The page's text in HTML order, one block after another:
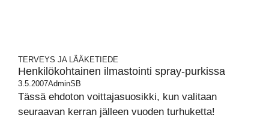
TERVEYS JA LÄÄKETIEDE
Henkilökohtainen ilmastointi spray-purkissa
3.5.2007AdminSB
Tässä ehdoton voittajasuosikki, kun valitaan
seuraavan kerran jälleen vuoden turhuketta!